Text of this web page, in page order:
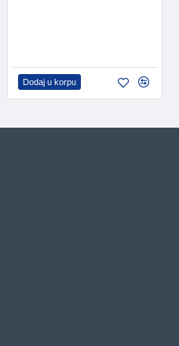
Dodaj u korpu